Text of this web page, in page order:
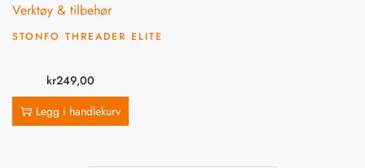
Verktøy & tilbehør
STONFO THREADER ELITE
kr249,00
Legg i handlekurv